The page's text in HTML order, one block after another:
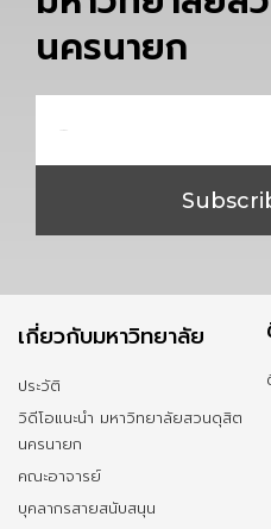
นครนายก
เกี่ยวกับมหาวิทยาลัย
ประวัติ
วิดีโอแนะนำ มหาวิทยาลัยสวนดุสิต
นครนายก
คณะอาจารย์
บุคลากรสายสนับสนุน